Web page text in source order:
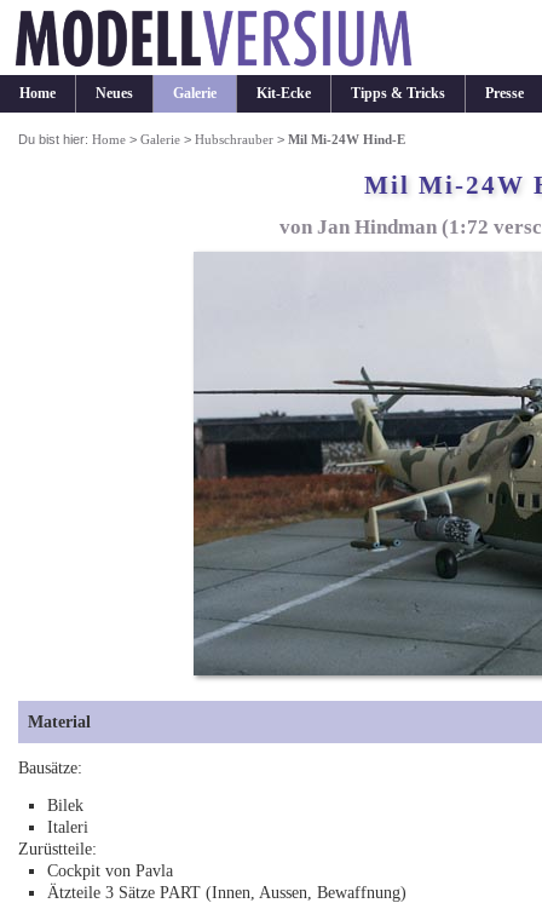
Home Neues Galerie Kit-Ecke Tipps & Tricks Presse
Du bist hier:Home >Galerie >Hubschrauber >Mil Mi-24W Hind-E
Mil Mi-24W
von Jan Hindman (1:72
Material
Bausätze:
Bilek
Italeri
Zurüstteile:
Cockpit von Pavla
Ätzteile 3 Sätze PART (Innen, Aussen, Bewaffnung)